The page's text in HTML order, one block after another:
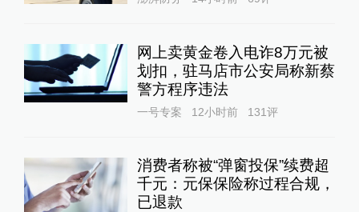
网上卖黄金卷入电诈8万元被
划扣，驻马店市公安局称新蔡
警方程序违法
一号专案 12小时前 131评
消费者称被“弹窗投保”续费超
千元：元保保险称过程合规，
已退款